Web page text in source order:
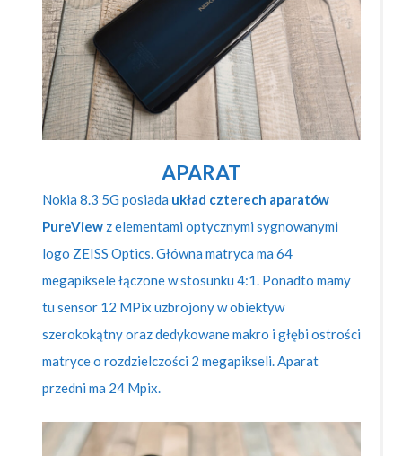
APARAT
Nokia 8.3 5G posiada układ czterech aparatów
PureViewz elementami optycznymi sygnowanymi
logo ZEISS Optics. Główna matryca ma 64
megapiksele łączone w stosunku 4:1. Ponadto mamy
tu sensor 12 MPix uzbrojony w obiektyw
szerokokątny oraz dedykowane makro i głębi ostrości
matryce o rozdzielczości 2 megapikseli. Aparat
przedni ma 24 Mpix.